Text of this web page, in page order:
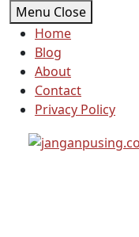
Skip
to
content
Menu Close
Home
Blog
About
Contact
Privacy Policy